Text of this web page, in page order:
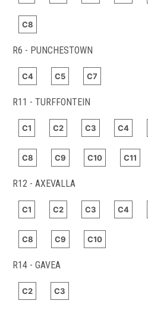
C8
R6 - PUNCHESTOWN
C4 C5 C7
R11 - TURFFONTEIN
C1 C2 C3 C4
C8 C9 C10 C11
R12 - AXEVALLA
C1 C2 C3 C4
C8 C9 C10
R14 - GAVEA
C2 C3